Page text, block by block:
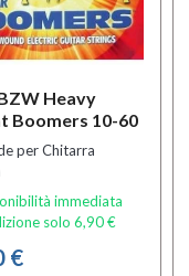
Heavy
Boomers 10-60
per Chitarra
immediata
solo 6,90 €
€